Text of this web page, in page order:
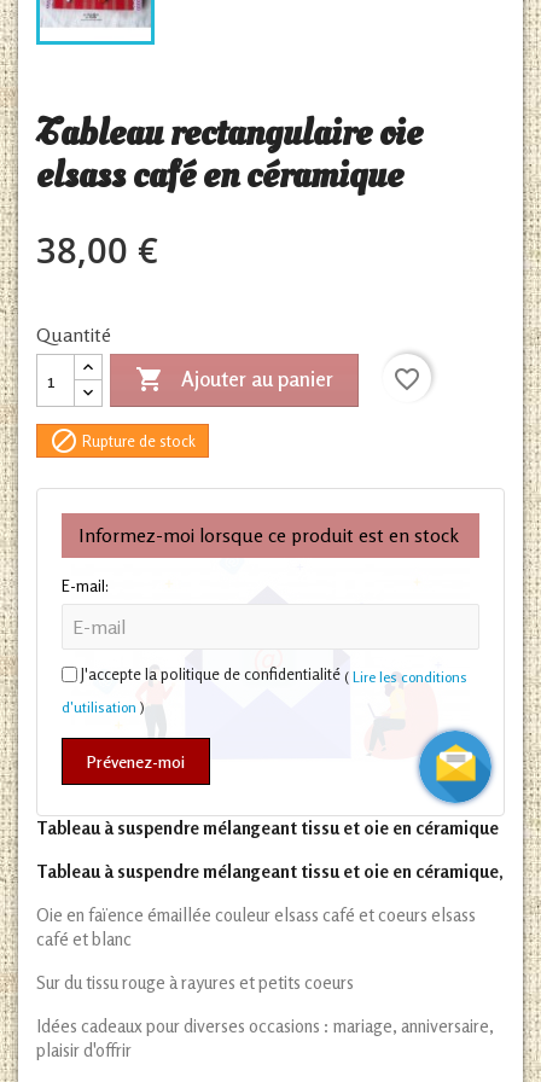
Tableau rectangulaire oie
elsass café en céramique
38,00 €
Quantité
 Ajouter au panier favorite_border
 Rupture de stock
Informez-moi lorsque ce produit est en stock
E-mail:
J'accepte la politique de confidentialité ( Lire les conditions
d'utilisation )
Prévenez-moi
Tableau à suspendre mélangeant tissu et oie en céramique
Tableau à suspendre mélangeant tissu et oie en céramique,
Oie en faïence émaillée couleur elsass café et coeurs elsass
café et blanc
Sur du tissu rouge à rayures et petits coeurs
Idées cadeaux pour diverses occasions : mariage, anniversaire,
plaisir d'offrir